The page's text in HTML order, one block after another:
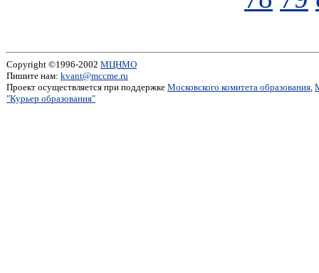
Copyright ©1996-2002 МЦНМО
Пишите нам: kvant@mccme.ru
Проект осуществляется при поддержке Московского комитета образования,
"Курьер образования"